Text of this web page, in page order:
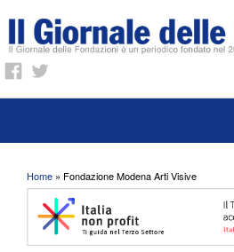
Tu sei qui
Home » Fondazione Modena Arti Visive